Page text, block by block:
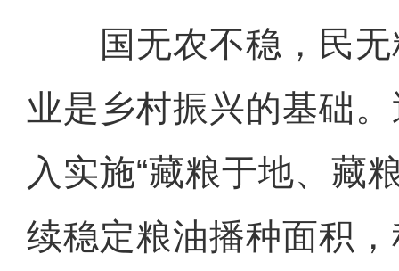
国无农不稳，民无
业是乡村振兴的基础
入实施“藏粮于地、藏
续稳定粮油播种面积